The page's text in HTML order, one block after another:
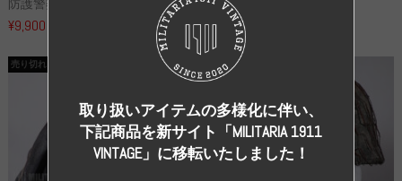
防護警察 クラッシュキャップ...
¥9,900
リ...
¥55,000
売り切れ 売り切れ
取り扱いアイテムの多様化に伴い、
下記商品を新サイト「MILITARIA 1911
VINTAGE」に移転いたしました！